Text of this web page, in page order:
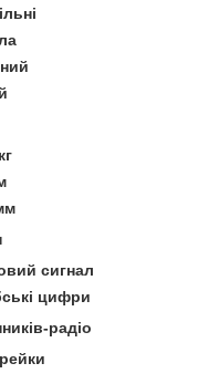
сигнал
цифри
радіо